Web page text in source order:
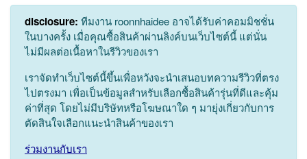
disclosure: ทีมงาน roonnhaidee อาจได้รับค่าคอมมิชชั่น
ในบางครั้ง เมื่อคุณซื้อสินค้าผ่านลิงค์บนเว็บไซต์นี้ แต่นั่น
ไม่มีผลต่อเนื้อหาในรีวิวของเรา
เราจัดทำเว็บไซต์นี้ขึ้นเพื่อหวังจะนำเสนอบทความรีวิวที่ตรง
ไปตรงมา เพื่อเป็นข้อมูลสำหรับเลือกซื้อสินค้ารุ่นที่ดีและคุ้ม
ค่าที่สุด โดยไม่มีบริษัทหรือโฆษณาใด ๆ มายุ่งเกี่ยวกับการ
ตัดสินใจเลือกแนะนำสินค้าของเรา
ร่วมงานกับเรา